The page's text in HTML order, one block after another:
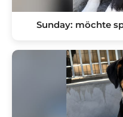
Sunday: möchte